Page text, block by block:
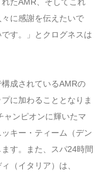
たAMR、そしてこれ
に感謝を伝えたいで
す。」とクログネスは
成されているAMRの
に加わることとなりま
ャンピオンに輝いたマ
キー・ティーム（デン
す。また、スパ24時間
（イタリア）は、